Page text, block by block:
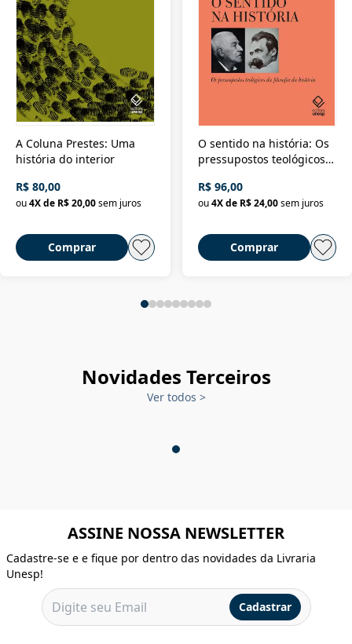
A Coluna Prestes: Uma
história do interior
R$ 80,00
ou4X de R$ 20,00sem juros
Comprar
O sentido na história: Os
pressupostos teológicos
R$ 96,00
ou 4X de R$ 24,00 sem juros
Comprar
Novidades Terceiros
Ver todos >
ASSINE NOSSA NEWSLETTER
Cadastre-se e e fique por dentro das novidades da Livraria
Unesp!
Cadastrar